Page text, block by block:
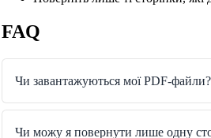
FAQ
Чи завантажуються мої PDF-файли?
Чи можу я повернути лише одну